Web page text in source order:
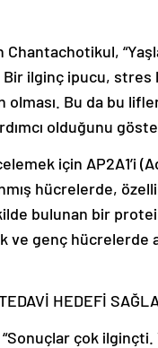
Chantachotikul,
Bir ilginç ipucu,
olması. Bu da bu
olduğunu
için
hücrelerde,
bulunan bir
ve genç hücrelerde
HEDEFİ
çok ilginçti.